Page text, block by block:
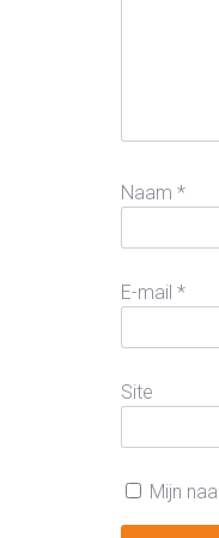
Naam *
E-mail *
Site
Mijn